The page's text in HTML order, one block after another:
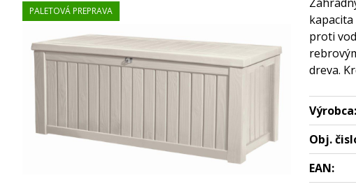
PALETOVÁ PREPRAVA
proti
dreva.
Výrobca:
Obj.
EAN: